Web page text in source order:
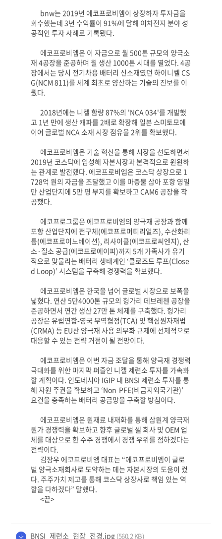
bnw는2019년 에코프로비엠이 상장하자 투자금을
회수했는데 3년 수익률이91%에 달해 이차전지 분야 성
공적인 투자 사례로 기록됐다
에코프로비엠은 이 자금으로 월 500톤 규모의 양극소
재 4공장을 준공하며 월 생산 1000톤 시대를 열었다 . 4공
장에서는 당시 전기차용 배터리 신소재였던 하이니켈 CS
G(NCM 811)를 세계 최초로 양산하는 기술의 진보를 이
뤘다
2018년에는 니켈 함량87%의 'NCA 034'를 개발했
고 1 년 만에 생산 캐파를 2배로 확장해 일본 스미토모에
이어 글로벌 NCA 소재 시장 점유율 2위를 확보했다
에코프로비엠은 기술 혁신을 통해 시장을 선도하면서
2019년 코스닥에 입성해 자본시장과 본격적으로 윈윈하
는 관계로 발전했다 에코프로비엠은 코스닥 상장으로 1
728억 원의 자금을 조달했고 이를 마중물 삼아 포항 영일
만 산업단지에 5만 평 부지를 확보하고CAM6공장을 착
공했다
에코프로그룹은 에코프로비엠의 양극재 공장과 함께
포항 산업단지에 전구체(에코프로머티리얼즈),수산화리
튬(에코프로이노베이션), 리사이클(에코프로씨엔지), 산
소 · 질소 공급(에코프로에이피)까지 5개 가족사가 유기
적으로 맞물리는 배터리 생태계인 ‘클로즈드 루프(Close
d Loop)’ 시스템을 구축해 경쟁력을 확보했다
에코프로비엠은 한국을 넘어 글로벌 시장으로 보폭을
넓혔다 연산 5만4000톤 규모의 헝가리 데브레첸 공장을
준공하면서 연간 생산27만 톤 체제를 구축했다 헝가리
공장은 유럽연합-영국 무역협정(TCA) 및 핵심원자재법
(CRMA)등 EU산 양극재 사용 의무화 규제에 선제적으로
대응할 수 있는 전략 거점이 될 전망이다
에코프로비엠은 이번 자금 조달을 통해 양극재 경쟁력
극대화를 위한 마지막 퍼즐인 니켈 제련소 투자를 가속화
할 계획이다 인도네시아 IGIP 내 BNSI제련소 투자를 통
해 자원 주권을 확보하고 ‘Non-PFE(비금지외국기관)’
요건을 충족하는 배터리 공급망을 구축할 방침이다
에코프로비엠은 원재료 내재화를 통해 삼원계 양극재
원가 경쟁력을 확보하고 향후 글로벌 셀 회사 및 OEM 업
체를 대상으로 한 수주 경쟁에서 경쟁 우위를 점하겠다는
전략이다
김장우 에코프로비엠 대표는 “에코프로비엠이 글로
벌 양극소재회사로 도약하는 데는 자본시장의 도움이 컸
다 .주주가치 제고를 통해 코스닥 상장사로 책임 있는 역
할을 다하겠다” 말했다
<끝>
BNSI_제련소_현장_전경.jpg (560.2 KB)